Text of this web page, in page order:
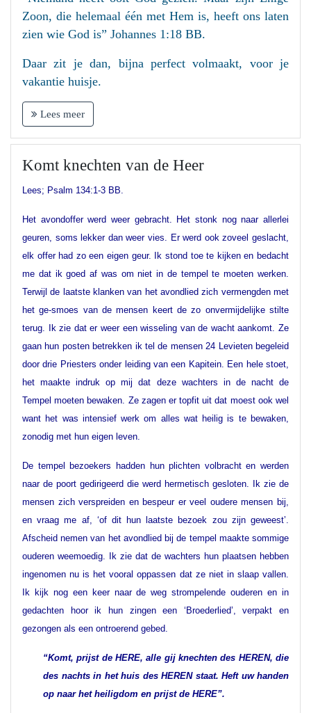
Zoon, die helemaal één met Hem is, heeft ons laten
zien wie God is” Johannes 1:18 BB.
Daar zit je dan, bijna perfect volmaakt, voor je
vakantie huisje.
Lees meer
Komt knechten van de Heer
Lees; Psalm 134:1-3 BB.
Het avondoffer werd weer gebracht. Het stonk nog naar allerlei
geuren, soms lekker dan weer vies. Er werd ook zoveel geslacht,
elk offer had zo een eigen geur. Ik stond toe te kijken en bedacht
me dat ik goed af was om niet in de tempel te moeten werken.
Terwijl de laatste klanken van het avondlied zich vermengden met
het ge-smoes van de mensen keert de zo onvermijdelijke stilte
terug. Ik zie dat er weer een wisseling van de wacht aankomt. Ze
gaan hun posten betrekken ik tel de mensen 24 Levieten begeleid
door drie Priesters onder leiding van een Kapitein. Een hele stoet,
het maakte indruk op mij dat deze wachters in de nacht de
Tempel moeten bewaken. Ze zagen er topfit uit dat moest ook wel
want het was intensief werk om alles wat heilig is te bewaken,
zonodig met hun eigen leven.
De tempel bezoekers hadden hun plichten volbracht en werden
naar de poort gedirigeerd die werd hermetisch gesloten. Ik zie de
mensen zich verspreiden en bespeur er veel oudere mensen bij,
en vraag me af, ‘of dit hun laatste bezoek zou zijn geweest’.
Afscheid nemen van het avondlied bij de tempel maakte sommige
ouderen weemoedig. Ik zie dat de wachters hun plaatsen hebben
ingenomen nu is het vooral oppassen dat ze niet in slaap vallen.
Ik kijk nog een keer naar de weg strompelende ouderen en in
gedachten hoor ik hun zingen een ‘Broederlied’, verpakt en
gezongen als een ontroerend gebed.
“Komt, prijst de HERE, alle gij knechten des HEREN, die
des nachts in het huis des HEREN staat. Heft uw handen
op naar het heiligdom en prijst de HERE”.